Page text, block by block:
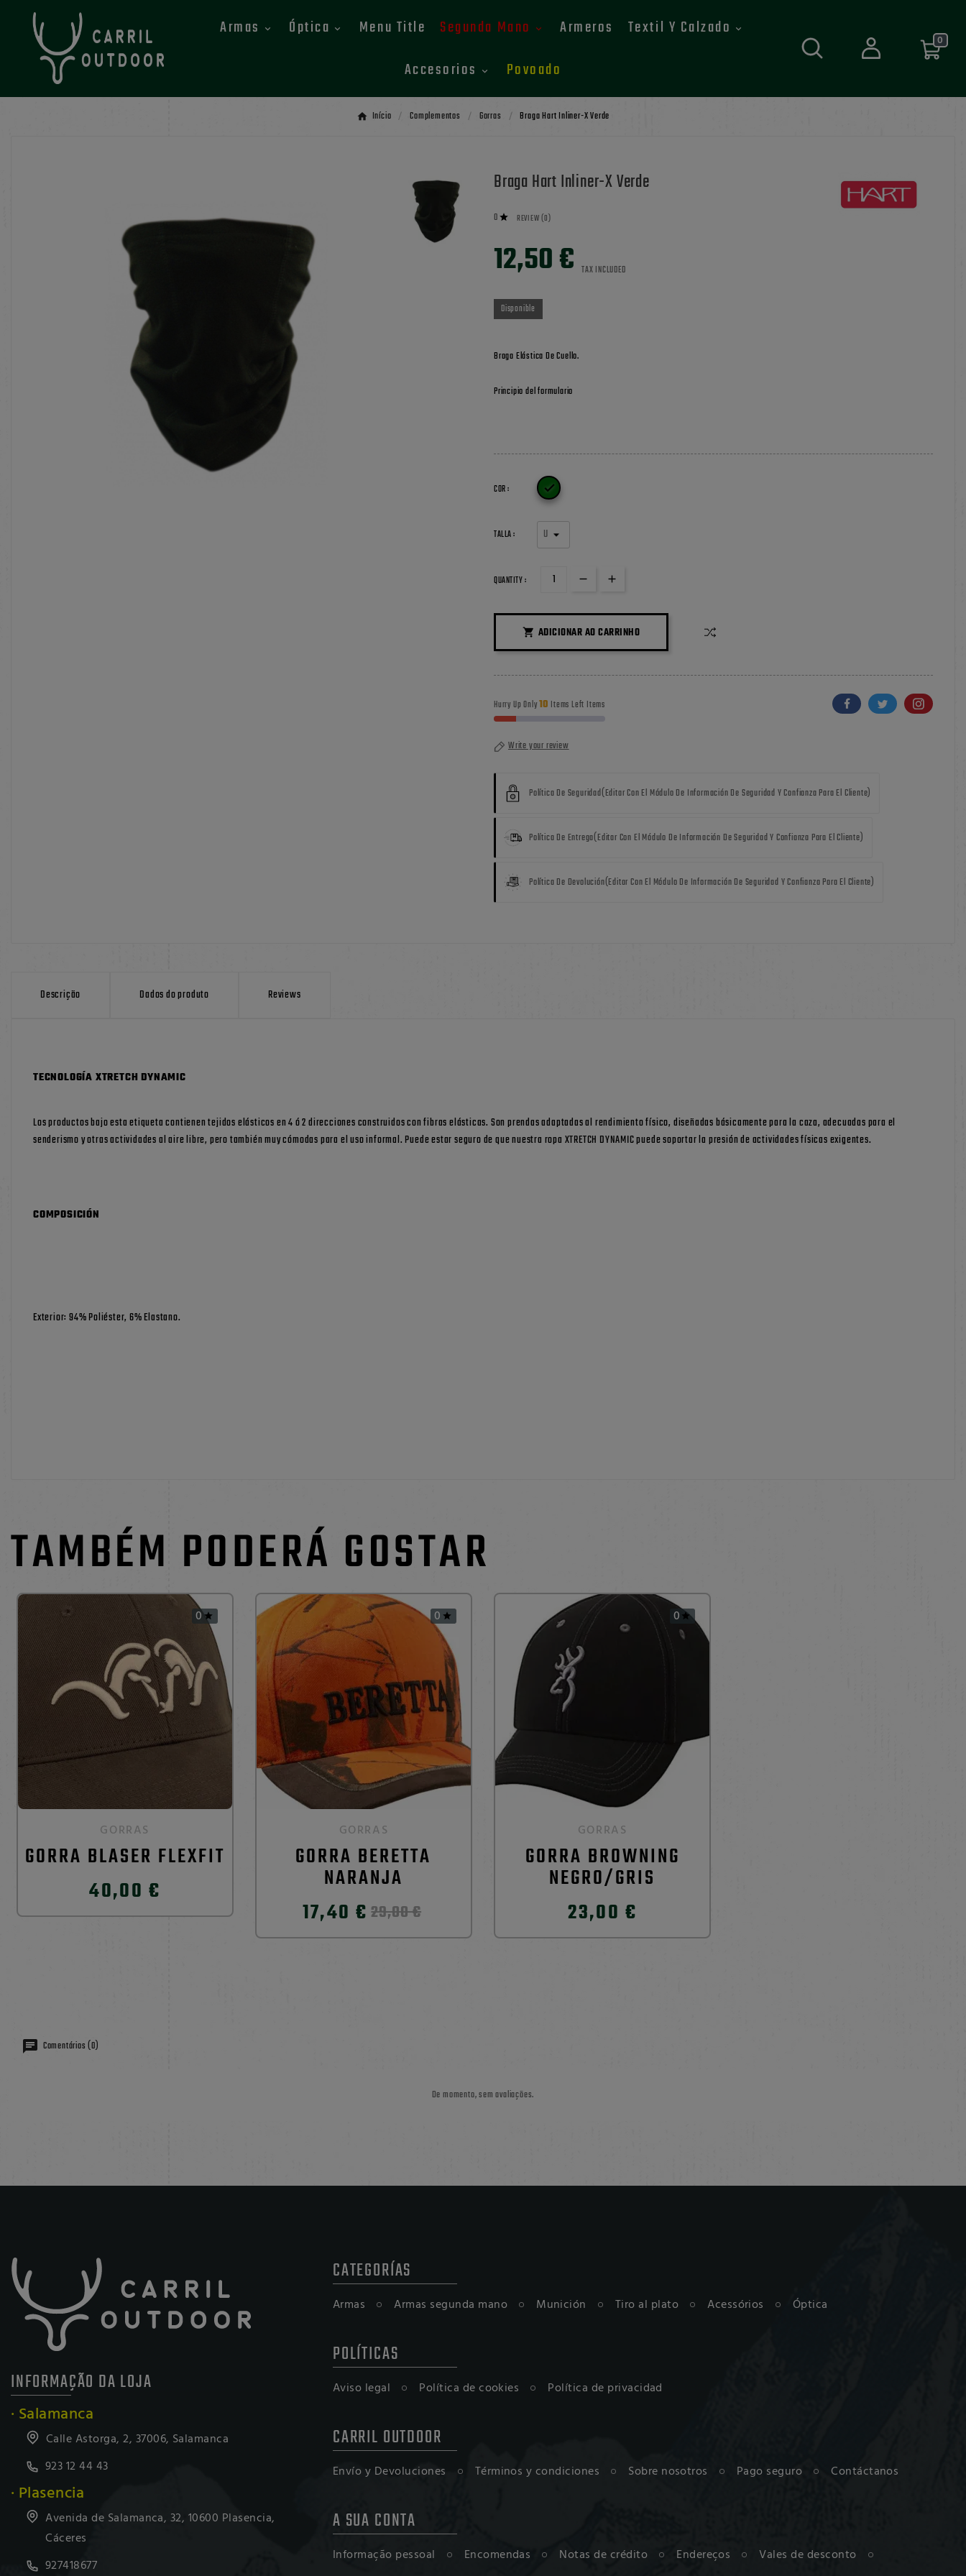
Armas Óptica Menu Title Segunda Mano Armeros
Textil Y Calzado
Accesorios
Povoado
0
Início Complementos Gorras Braga Hart Inliner-X Verde
Braga Hart Inliner-X Verde
0  REVIEW (0)
12,50 € TAX INCLUDED
Disponible
Braga Elástica De Cuello.
Principio del formulario
COR : 
TALLA :
QUANTITY :
 ADICIONAR AO CARRINHO
Hurry Up Only10 Items Left Items
Write your review
Política De Seguridad(editar Con El Módulo De Información De Seguridad Y Confianza Para El Cliente)
Política De Entrega(editar Con El Módulo De Información De Seguridad Y Confianza Para El Cliente)
Política De Devolución(editar Con El Módulo De Información De Seguridad Y Confianza Para El Cliente)
Descrição Dados do produto Reviews
TECNOLOGÍA XTRETCH DYNAMIC
Los productos bajo esta etiqueta contienen tejidos elásticos en 4 ó 2 direcciones construidos con fibras elásticas. Son prendas adaptadas al rendimiento físico, diseñadas básicamente para la caza, adecuadas para el
senderismo y otras actividades al aire libre, pero también muy cómodas para el uso informal. Puede estar seguro de que nuestra ropa XTRETCH DYNAMIC puede soportar la presión de actividades físicas exigentes.
COMPOSICIÓN
Exterior: 94% Poliéster, 6% Elastano.
TAMBÉM PODERÁ GOSTAR
0
GORRAS
GORRA BLASER FLEXFIT
40,00 €
0 
GORRAS
GORRA BERETTA
NARANJA
17,40 € 29,00 €
0 
GORRAS
GORRA BROWNING
NEGRO/GRIS
23,00 €
Comentários (0)
De momento, sem avaliações.
INFORMAÇÃO DA LOJA
· Salamanca
Calle Astorga, 2, 37006, Salamanca
923 12 44 43
· Plasencia
Avenida de Salamanca, 32, 10600 Plasencia,
Cáceres
927418677
CATEGORÍAS
Armas Armas segunda mano Munición Tiro al plato Acessórios Óptica
POLÍTICAS
Aviso legal Política de cookies Política de privacidad
CARRIL OUTDOOR
Envío y Devoluciones Términos y condiciones Sobre nosotros Pago seguro Contáctanos
A SUA CONTA
Informação pessoal Encomendas Notas de crédito Endereços Vales de desconto